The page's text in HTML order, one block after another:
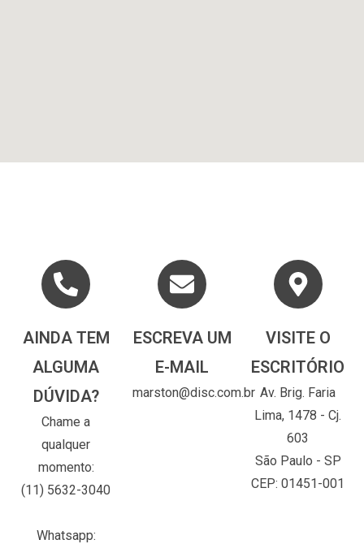
AINDA TEM
ALGUMA
DÚVIDA?
Chame a
qualquer
momento:
(11) 5632-3040
Whatsapp:
ESCREVA UM
E-MAIL
marston@disc.com.br
VISITE O
ESCRITÓRIO
Av. Brig. Faria
Lima, 1478 - Cj.
603
São Paulo - SP
CEP: 01451-001